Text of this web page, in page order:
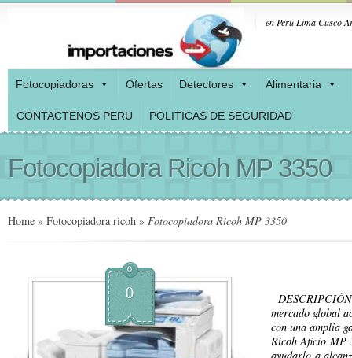
en Peru Lima Cusco
Fotocopiadoras Ofertas Detectores Alimentaria
CONTACTENOS PERU POLITICAS DE SEGURIDAD
Fotocopiadora Ricoh MP 3350
Home » Fotocopiadora ricoh » Fotocopiadora Ricoh MP 3350
0
0
mercado global
con una amplia
Ricoh Aficio MP